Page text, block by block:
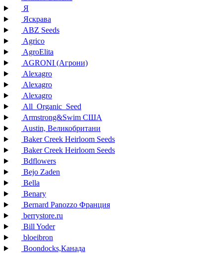
Я
Яскрава
ABZ Seeds
Agrico
AgroElita
AGRONI (Агрони)
Alexagro
Alexagro
Alexagro
All_Organic_Seed
Armstrong&Swim США
Austin, Великобритани
Baker Creek Heirloom Seeds
Baker Creek Heirloom Seeds
Bdflowers
Bejo Zaden
Bella
Benary
Bernard Panozzo Франция
berrystore.ru
Bill Yoder
bloeibron
Boondocks,Канада